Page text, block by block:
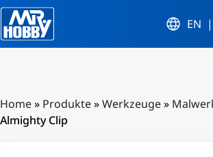
EN
Home» Produkte»Werkzeuge»
Almighty Clip